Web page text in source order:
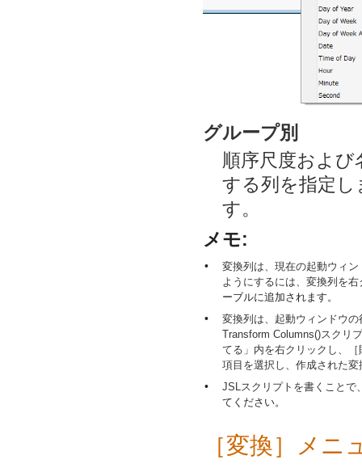
グループ別
順序尺度およ
する列を指定
す。
メモ:
•
変換列は、現在の起動ウィ
ようにするには、変換列を
ーブルに追加されます。
•
変換列は、起動ウィンドウ
Transform Columns()スクリ
てる」内を右クリックし、
項目を選択し、作成された
•
JSLスクリプトを書くことで
てください。
［変換］メニ